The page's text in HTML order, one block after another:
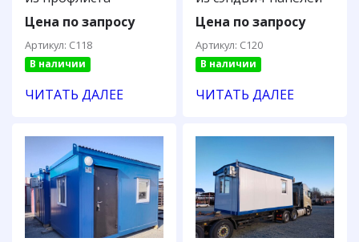
Цена по запросу
Артикул: С118
В наличии
ЧИТАТЬ ДАЛЕЕ
Цена по запросу
Артикул: С120
В наличии
ЧИТАТЬ ДАЛЕЕ